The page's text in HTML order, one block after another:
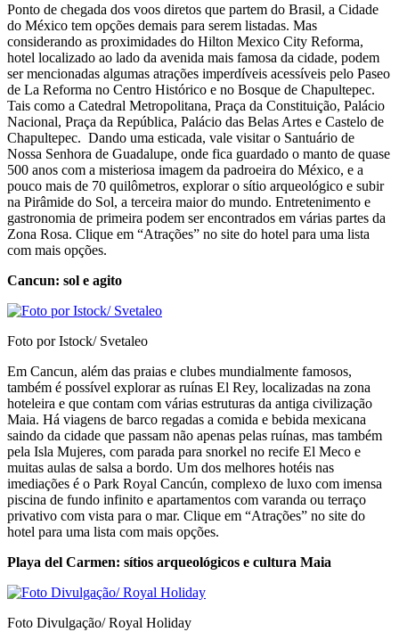
Ponto de chegada dos voos diretos que partem do Brasil, a Cidade
do México tem opções demais para serem listadas. Mas
considerando as proximidades do Hilton Mexico City Reforma,
hotel localizado ao lado da avenida mais famosa da cidade, podem
ser mencionadas algumas atrações imperdíveis acessíveis pelo Paseo
de La Reforma no Centro Histórico e no Bosque de Chapultepec.
Tais como a Catedral Metropolitana, Praça da Constituição, Palácio
Nacional, Praça da República, Palácio das Belas Artes e Castelo de
Chapultepec. Dando uma esticada, vale visitar o Santuário de
Nossa Senhora de Guadalupe, onde fica guardado o manto de quase
500 anos com a misteriosa imagem da padroeira do México, e a
pouco mais de 70 quilômetros, explorar o sítio arqueológico e subir
na Pirâmide do Sol, a terceira maior do mundo. Entretenimento e
gastronomia de primeira podem ser encontrados em várias partes da
Zona Rosa. Clique em “Atrações” no site do hotel para uma lista
com mais opções.
Cancun: sol e agito
Foto por Istock/ Svetaleo
Em Cancun, além das praias e clubes mundialmente famosos,
também é possível explorar as ruínas El Rey, localizadas na zona
hoteleira e que contam com várias estruturas da antiga civilização
Maia. Há viagens de barco regadas a comida e bebida mexicana
saindo da cidade que passam não apenas pelas ruínas, mas também
pela Isla Mujeres, com parada para snorkel no recife El Meco e
muitas aulas de salsa a bordo. Um dos melhores hotéis nas
imediações é o Park Royal Cancún, complexo de luxo com imensa
piscina de fundo infinito e apartamentos com varanda ou terraço
privativo com vista para o mar. Clique em “Atrações” no site do
hotel para uma lista com mais opções.
Playa del Carmen: sítios arqueológicos e cultura Maia
Foto Divulgação/ Royal Holiday